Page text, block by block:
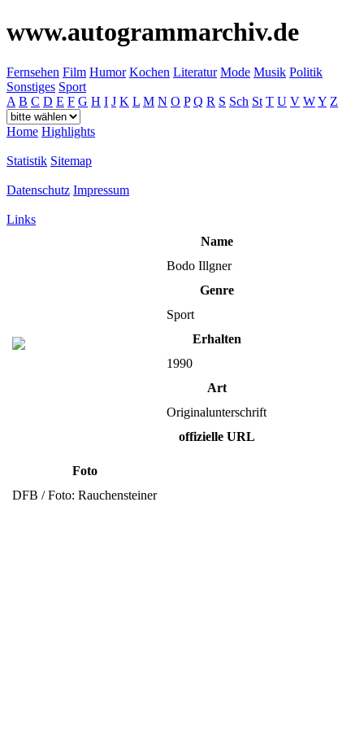
www.autogrammarchiv.de
Fernsehen Film Humor Kochen Literatur Mode Musik Politik
Sonstiges Sport
A B C D E F G H I J K L M N O P Q R S Sch St T U V WY Z
Home Highlights
Statistik Sitemap
Datenschutz Impressum
Links
Name
Bodo Illgner
Genre
Sport
Erhalten
1990
Art
Originalunterschrift
offizielle URL
Foto
DFB / Foto: Rauchensteiner